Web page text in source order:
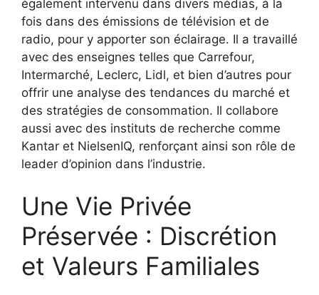
également intervenu dans divers médias, à la
fois dans des émissions de télévision et de
radio, pour y apporter son éclairage. Il a travaillé
avec des enseignes telles que Carrefour,
Intermarché, Leclerc, Lidl, et bien d’autres pour
offrir une analyse des tendances du marché et
des stratégies de consommation. Il collabore
aussi avec des instituts de recherche comme
Kantar et NielsenIQ, renforçant ainsi son rôle de
leader d’opinion dans l’industrie.
Une Vie Privée
Préservée : Discrétion
et Valeurs Familiales